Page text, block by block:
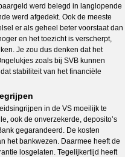
werd belegd in langlopende
werd afgedekt. Ook de meeste
er als geheel beter voorstaat dan
en het toezicht is verscherpt,
Je zou dus denken dat het
zoals bij SVB kunnen
stabiliteit van het financiële
in de VS moeilijk te
ook de onverzekerde, deposito’s
gegarandeerd. De kosten
het bankwezen. Daarmee heeft de
losgelaten. Tegelijkertijd heeft